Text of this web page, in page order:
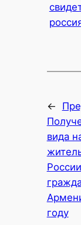
←
вида
России
году